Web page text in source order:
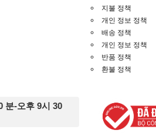
지불 정책
개인 정보 정책
배송 정책
개인 정보 정책
반품 정책
환불 정책
분-오후 9시 30